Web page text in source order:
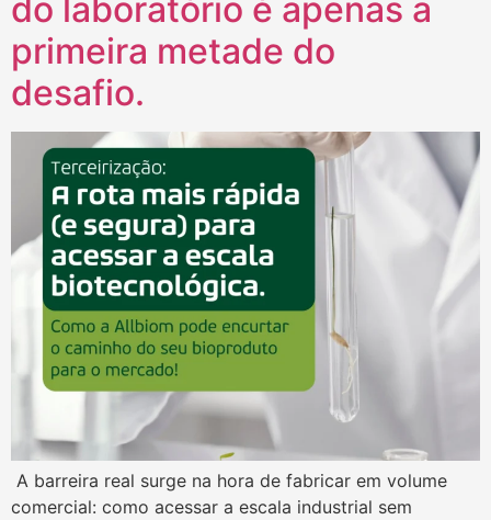
do laboratório é apenas a
primeira metade do
desafio.
A barreira real surge na hora de fabricar em volume
comercial: como acessar a escala industrial sem